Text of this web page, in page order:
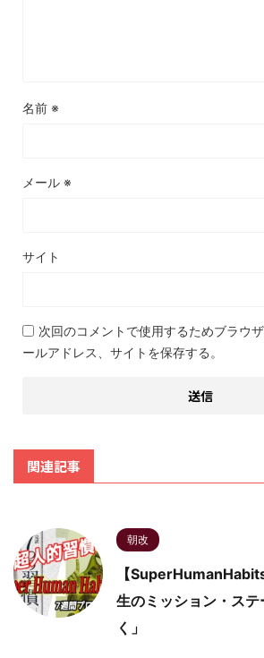
名前 ※
メール ※
サイト
次回のコメントで使用するためブラウ
ールアドレス、サイトを保存する。
関連記事
朝改
【
生のミッション・ス
く」